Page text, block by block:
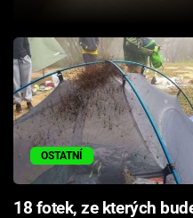
Sledujte prima+
Přihlášení
Sledujte nás
OSTATNÍ
18 fotek, ze kterých